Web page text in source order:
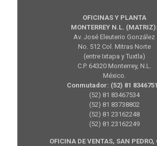
OFICINAS Y PLANTA
MONTERREY N.L. (MATRIZ):
Av. José Eleuterio González
No. 512 Col. Mitras Norte
(entre Ixtapa y Tuxtla)
C.P. 64320 Monterrey, N.L.
México.
Conmutador: (52) 81
(52) 81 83467534
(52) 81 83738802
(52) 81 23162248
(52) 81 23162249
OFICINA DE VENTAS, SAN